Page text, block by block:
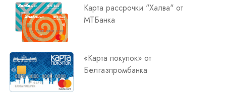
Карта рассрочки "Халва" от
МТБанка
«Карта покупок» от
Белгазпромбанка